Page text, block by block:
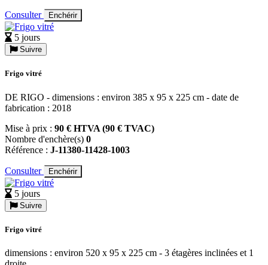
Consulter Enchérir
5 jours
Suivre
Frigo vitré
DE RIGO - dimensions : environ 385 x 95 x 225 cm - date de
fabrication : 2018
Mise à prix : 90 € HTVA (90 € TVAC)
Nombre d'enchère(s) 0
Référence : J-11380-11428-1003
Consulter Enchérir
5 jours
Suivre
Frigo vitré
dimensions : environ 520 x 95 x 225 cm - 3 étagères inclinées et 1